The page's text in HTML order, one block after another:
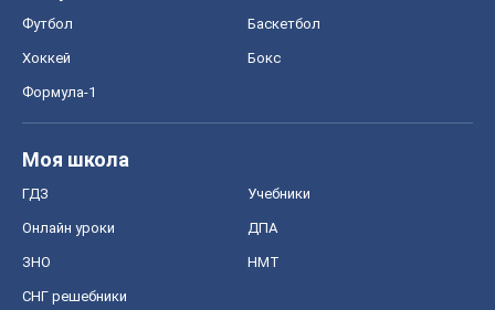
Футбол Баскетбол
Хоккей Бокс
Формула-1
Моя школа
ГДЗ Учебники
Онлайн уроки ДПА
ЗНО НМТ
СНГ решебники